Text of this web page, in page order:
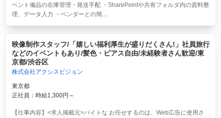
ベント備品の在庫管理・発送手配 ・SharePointや共有フォルダ内の資料整
理、データ入力 ・ベンダーとの簡...
映像制作スタッフ/「嬉しい福利厚生が盛りだくさん!」社員旅行
などのイベントもあり/髪色・ピアス自由/未経験者さん歓迎/東
京都/渋谷区
株式会社アクシスビジョン
東京都
正社員：時給1,300円～
【仕事内容】<求人掲載元>バイトな お任せするのは、Web広告に使用さ